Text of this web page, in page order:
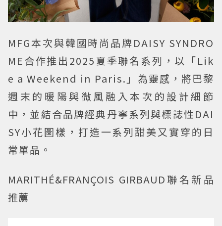
MFG本次與韓國時尚品牌DAISY SYNDRO
ME合作推出2025夏季聯名系列，以「Lik
e a Weekend in Paris.」為靈感，將巴黎
週末的暖陽與微風融入本次的設計細節
中，並結合品牌經典丹寧系列與標誌性DAI
SY小花圖樣，打造一系列甜美又實穿的日
常單品。
MARITHÉ&FRANÇOIS GIRBAUD聯名新品
推薦